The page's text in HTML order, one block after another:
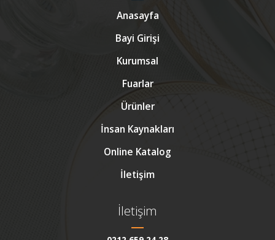
Anasayfa
Bayi Girişi
Kurumsal
Fuarlar
Ürünler
İnsan Kaynakları
Online Katalog
İletişim
İletişim